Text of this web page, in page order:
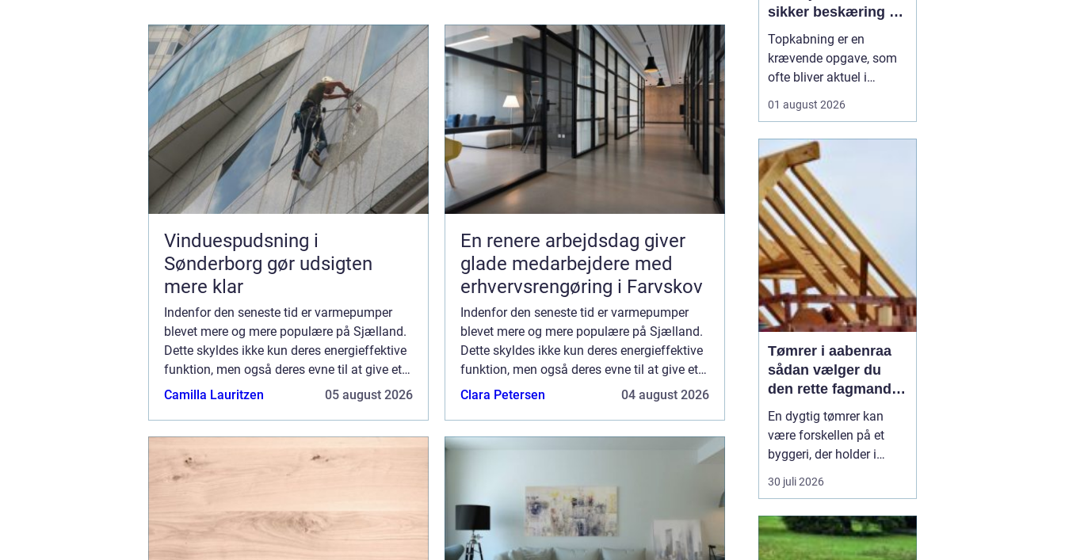
Vinduespudsning i
Sønderborg gør udsigten
mere klar
Indenfor den seneste tid er varmepumper
blevet mere og mere populære på Sjælland.
Dette skyldes ikke kun deres energieffektive
funktion, men også deres evne til at give et
behageligt indeklima. Hvis du er husejer eller
Camilla Lauritzen 05 august 2026
En renere arbejdsdag giver
glade medarbejdere med
erhvervsrengøring i Farvskov
Indenfor den seneste tid er varmepumper
blevet mere og mere populære på Sjælland.
Dette skyldes ikke kun deres energieffektive
funktion, men også deres evne til at give et
behageligt indeklima. Hvis du er husejer eller
Clara Petersen 04 august 2026
sikker beskæring af
store træer
Topkabning er en
krævende opgave, som
ofte bliver aktuel i
sommerhusområder og
Nordsjælland. Store
træer kan give skygge,
læ og charme, men de
kan også udvikle sig til
en risiko, hvis de st...
01 august 2026
Tømrer i aabenraa
sådan vælger du
den rette fagmand
til dit projekt
En dygtig tømrer kan
være forskellen på et
byggeri, der holder i
årtier, og et projekt, der
hurtigt giver problemer.
omkring Aabenraa, har
du mange muligheder,
30 juli 2026